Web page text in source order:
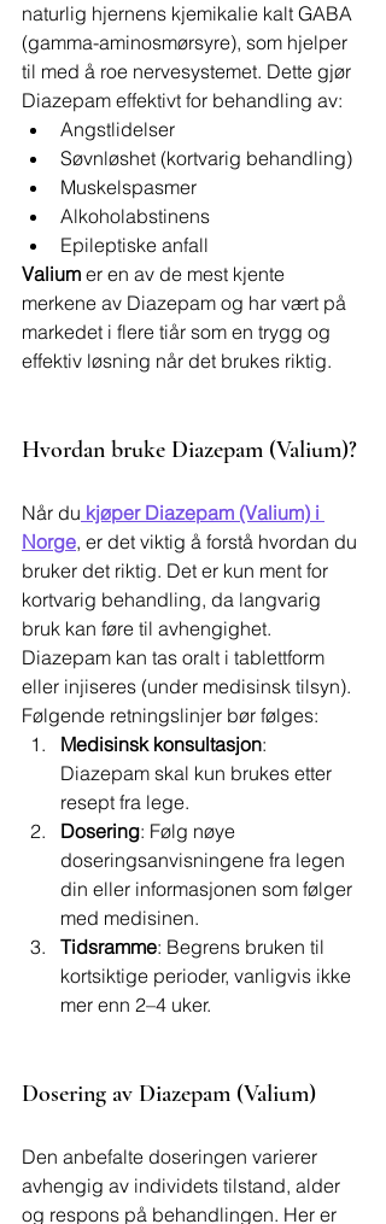
naturlig hjernens kjemikalie kalt GABA
(gamma-aminosmørsyre), som hjelper
til med å roe nervesystemet. Dette gjør
Diazepam effektivt for behandling av:
Angstlidelser
Søvnløshet (kortvarig behandling)
Muskelspasmer
Alkoholabstinens
Epileptiske anfall
Valium er en av de mest kjente
merkene av Diazepam og har vært på
markedet i flere tiår som en trygg og
effektiv løsning når det brukes riktig.
Hvordan bruke Diazepam (Valium)?
Når du kjøper Diazepam (Valium) i
Norge, er det viktig å forstå hvordan du
bruker det riktig. Det er kun ment for
kortvarig behandling, da langvarig
bruk kan føre til avhengighet.
Diazepam kan tas oralt i tablettform
eller injiseres (under medisinsk tilsyn).
Følgende retningslinjer bør følges:
Medisinsk konsultasjon:
Diazepam skal kun brukes etter
resept fra lege.
Dosering: Følg nøye
doseringsanvisningene fra legen
din eller informasjonen som følger
med medisinen.
Tidsramme: Begrens bruken til
kortsiktige perioder, vanligvis ikke
mer enn 2–4 uker.
Dosering av Diazepam (Valium)
Den anbefalte doseringen varierer
avhengig av individets tilstand, alder
og respons på behandlingen. Her er